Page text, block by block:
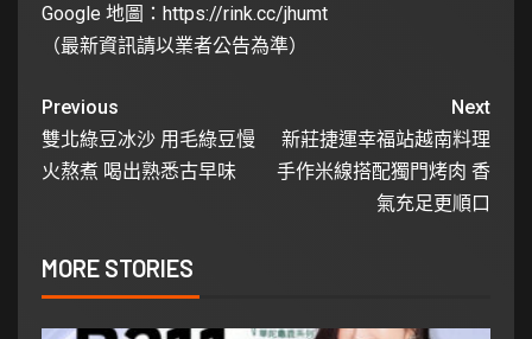
Google 地圖： https://rink.cc/jhumt
（最新資訊請以業者公告為準）
Previous
雙北綠豆冰沙 用毛綠豆慢
火熬煮 喝出熟悉古早味
Next
新莊捷運幸福站越南料理
手作米線搭配獨門烤肉 香
氣充足更順口
MORE STORIES